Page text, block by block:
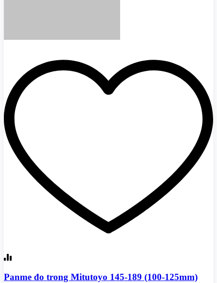
Panme đo trong Mitutoyo 145-189 (100-125mm)